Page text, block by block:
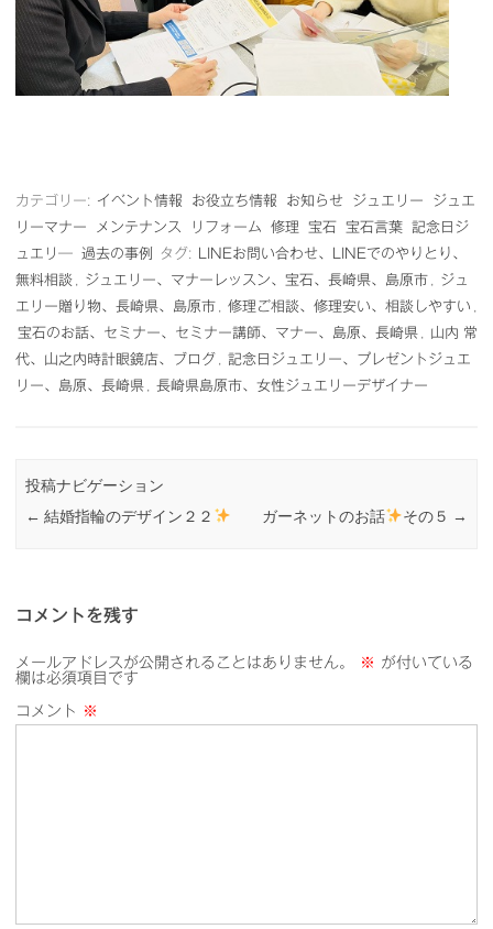
カテゴリー: イベント情報 お役立ち情報 お知らせ ジュエリー
ジュエ
リーマナー
メンテナンス リフォーム 修理 宝石 宝石言葉
記念日ジ
ュエリ―
過去の事例 タグ:
LINEお問い合わせ、LINEでのやりとり、
無料相談
ジュエリー、マナーレッスン、宝石、長崎県、島原市
ジュ
エリー贈り物、長崎県、島原市
修理ご相談、修理安い、相談しやすい
宝石のお話、セミナー、セミナー講師、マナー、島原、長崎県
山内 常
代、山之内時計眼鏡店、ブログ
記念日ジュエリー、プレゼントジュエ
リー、島原、長崎県
長崎県島原市、女性ジュエリーデザイナー
投稿ナビゲーション
← 結婚指輪のデザイン２２ ガーネットのお話 その５ →
コメントを残す
メールアドレスが公開されることはありません。 ※ が付いている
欄は必須項目です
コメント ※